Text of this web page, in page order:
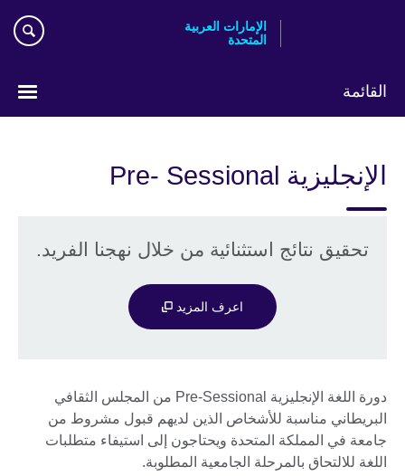
الإمارات العربية
المتحدة
القائمة
الإنجليزية Pre- Sessional
تحقيق نتائج استثنائية من خلال نهجنا الفريد.
اعرف المزيد
دورة اللغة الإنجليزية Pre-Sessional من المجلس الثقافي
البريطاني مناسبة للأشخاص الذين لديهم قبول مشروط من
جامعة في المملكة المتحدة ويحتاجون إلى استيفاء متطلبات
اللغة للالتحاق بالمرحلة الجامعية المطلوبة.